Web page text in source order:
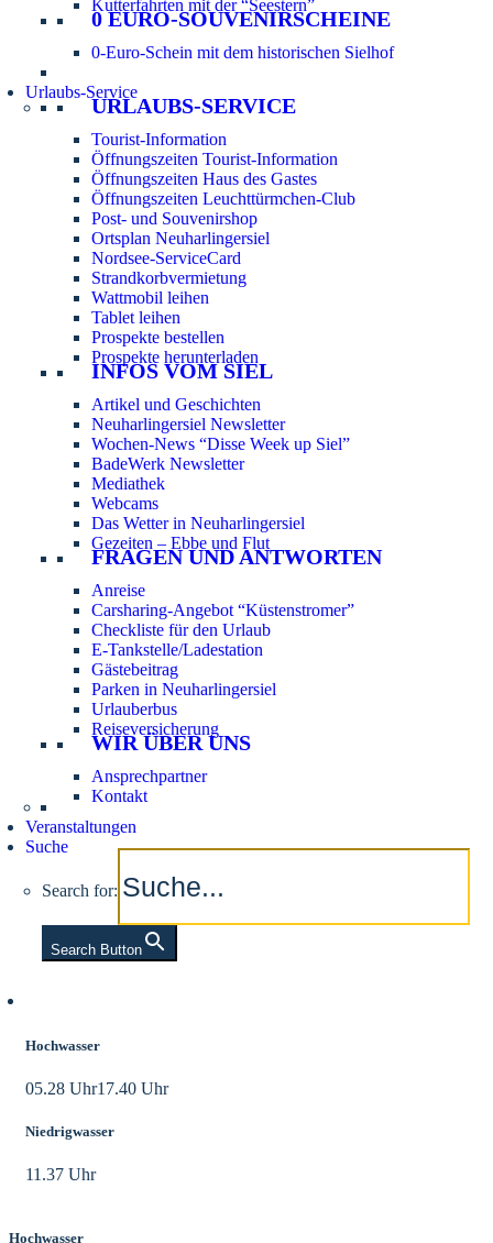
Kutterfahrten mit der “Seestern”
0 EURO-SOUVENIRSCHEINE
0-Euro-Schein mit dem historischen Sielhof
Urlaubs-Service
URLAUBS-SERVICE
Tourist-Information
Öffnungszeiten Tourist-Information
Öffnungszeiten Haus des Gastes
Öffnungszeiten Leuchttürmchen-Club
Post- und Souvenirshop
Ortsplan Neuharlingersiel
Nordsee-ServiceCard
Strandkorbvermietung
Wattmobil leihen
Tablet leihen
Prospekte bestellen
Prospekte herunterladen
INFOS VOM SIEL
Artikel und Geschichten
Neuharlingersiel Newsletter
Wochen-News “Disse Week up Siel”
BadeWerk Newsletter
Mediathek
Webcams
Das Wetter in Neuharlingersiel
Gezeiten – Ebbe und Flut
FRAGEN UND ANTWORTEN
Anreise
Carsharing-Angebot “Küstenstromer”
Checkliste für den Urlaub
E-Tankstelle/Ladestation
Gästebeitrag
Parken in Neuharlingersiel
Urlauberbus
Reiseversicherung
WIR ÜBER UNS
Ansprechpartner
Kontakt
Veranstaltungen
Suche
Search for:
Search Button
Hochwasser
05.28 Uhr17.40 Uhr
Niedrigwasser
11.37 Uhr
Hochwasser